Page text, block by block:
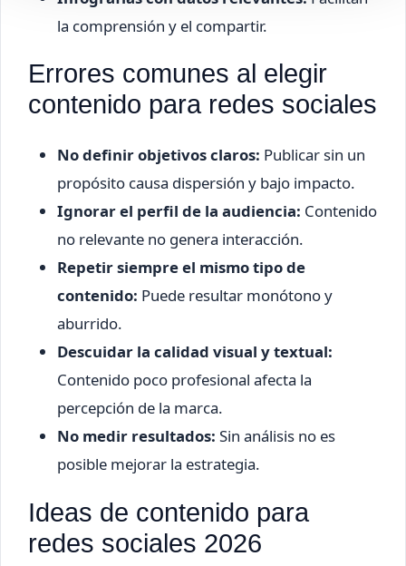
la comprensión y el compartir.
Errores comunes al elegir
contenido para redes sociales
No definir objetivos claros: Publicar sin un
propósito causa dispersión y bajo impacto.
Ignorar el perfil de la audiencia: Contenido
no relevante no genera interacción.
Repetir siempre el mismo tipo de
contenido: Puede resultar monótono y
aburrido.
Descuidar la calidad visual y textual:
Contenido poco profesional afecta la
percepción de la marca.
No medir resultados: Sin análisis no es
posible mejorar la estrategia.
Ideas de contenido para
redes sociales 2026